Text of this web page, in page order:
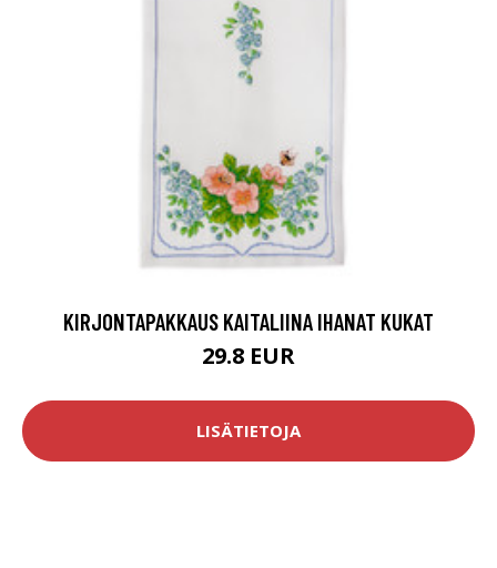
KIRJONTAPAKKAUS KAITALIINA IHANAT KUKAT
29.8 EUR
LISÄTIETOJA